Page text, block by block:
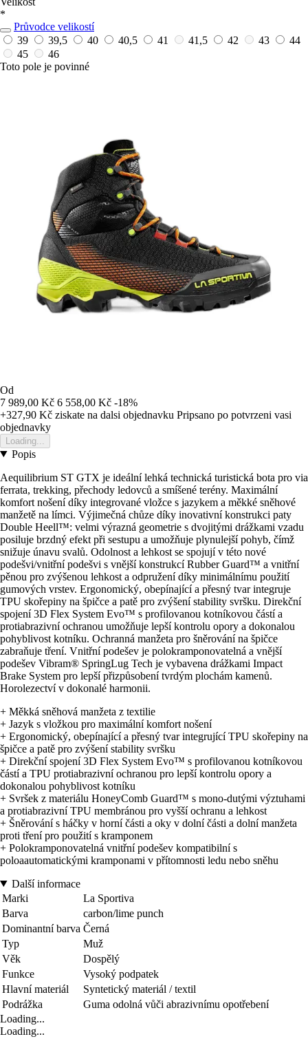
*
Průvodce velikostí
39
39,5 40 40,5 41 41,5 42 43
44
45
46
Toto pole je povinné
Od
7 989,00 Kč 6 558,00 Kč -18%
+327,90 Kč ziskate na dalsi objednavku Pripsano po potvrzeni vasi
objednavky
Loading...
Popis
Aequilibrium ST GTX je ideální lehká technická turistická bota pro via
ferrata, trekking, přechody ledovců a smíšené terény. Maximální
komfort nošení díky integrované vložce s jazykem a měkké sněhové
manžetě na límci. Výjimečná chůze díky inovativní konstrukci paty
Double Heell™: velmi výrazná geometrie s dvojitými drážkami vzadu
posiluje brzdný efekt při sestupu a umožňuje plynulejší pohyb, čímž
snižuje únavu svalů. Odolnost a lehkost se spojují v této nové
podešvi/vnitřní podešvi s vnější konstrukcí Rubber Guard™ a vnitřní
pěnou pro zvýšenou lehkost a odpružení díky minimálnímu použití
gumových vrstev. Ergonomický, obepínající a přesný tvar integruje
TPU skořepiny na špičce a patě pro zvýšení stability svršku. Direkční
spojení 3D Flex System Evo™ s profilovanou kotníkovou částí a
protiabrazivní ochranou umožňuje lepší kontrolu opory a dokonalou
pohyblivost kotníku. Ochranná manžeta pro šněrování na špičce
zabraňuje tření. Vnitřní podešev je polokramponovatelná a vnější
podešev Vibram® SpringLug Tech je vybavena drážkami Impact
Brake System pro lepší přizpůsobení tvrdým plochám kamenů.
Horolezectví v dokonalé harmonii.
+ Měkká sněhová manžeta z textilie
+ Jazyk s vložkou pro maximální komfort nošení
+ Ergonomický, obepínající a přesný tvar integrující TPU skořepiny na
špičce a patě pro zvýšení stability svršku
+ Direkční spojení 3D Flex System Evo™ s profilovanou kotníkovou
částí a TPU protiabrazivní ochranou pro lepší kontrolu opory a
dokonalou pohyblivost kotníku
+ Svršek z materiálu HoneyComb Guard™ s mono-dutými výztuhami
a protiabrazivní TPU membránou pro vyšší ochranu a lehkost
+ Šněrování s háčky v horní části a oky v dolní části a dolní manžeta
proti tření pro použití s kramponem
+ Polokramponovatelná vnitřní podešev kompatibilní s
poloaautomatickými kramponami v přítomnosti ledu nebo sněhu
Další informace
Marki
La Sportiva
Barva
carbon/lime punch
Dominantní barva Černá
Typ
Muž
Věk
Dospělý
Funkce
Vysoký podpatek
Hlavní materiál
Syntetický materiál / textil
Podrážka
Guma odolná vůči abrazivnímu opotřebení
Loading...
Loading...